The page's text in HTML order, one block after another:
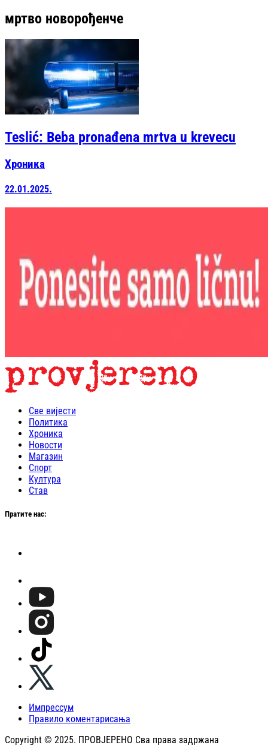
мртво новорођенче
Teslić: Beba pronađena mrtva u krevecu
Хроника
22.01.2025.
Све вијести
Политика
Хроника
Новости
Магазин
Спорт
Култура
Став
Пратите нас:
Импрессум
Правило коментарисања
Copyright © 2025. ПРОВЈЕРЕНО Сва права задржана